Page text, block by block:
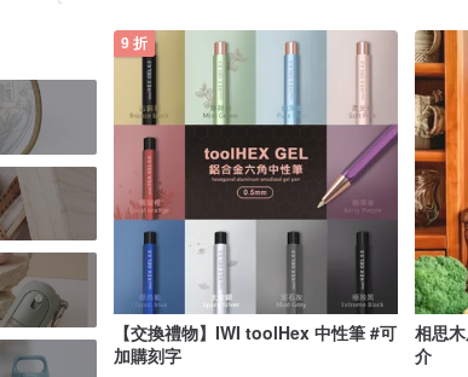
9 折
【交換禮物】IWI toolHex 中性筆 #可
加購刻字
相思
介